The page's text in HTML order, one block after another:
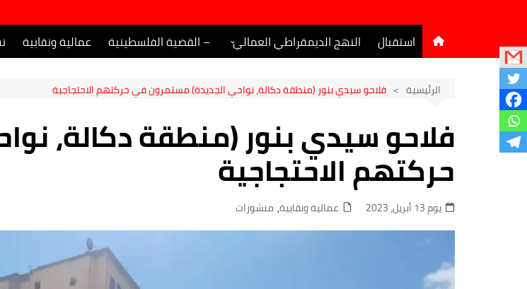
استقبال النهج الديمقراطي العمالي
جريدة النهج الديمقراطي
– القضية الفلسطينية عمالية ونقابية
الرئيسية فلاحو سيدي بنور (منطقة دكالة، نواحي الجديدة) مستمرون في حركتهم الاحتجاجية
فلاحو سيدي بنور (منطقة دكالة،
حركتهم الاحتجاجية
يوم 13 أبريل، 2023 عمالية ونقابية,منشورات